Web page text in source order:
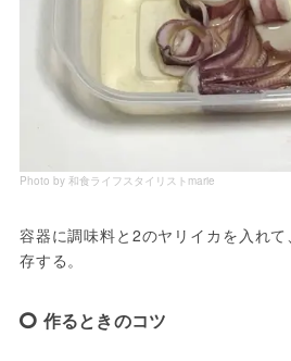
Photo by 和食ライフスタイリストmarie
容器に調味料と2のヤリイカを入れ
存する。
作るときのコツ